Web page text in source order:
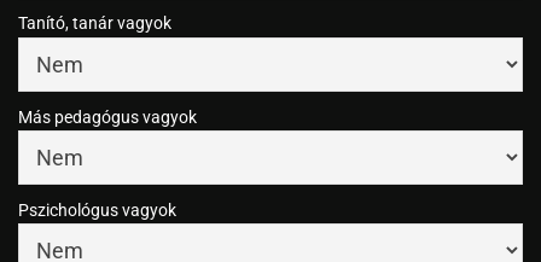
Tanító, tanár vagyok
Más pedagógus vagyok
Pszichológus vagyok